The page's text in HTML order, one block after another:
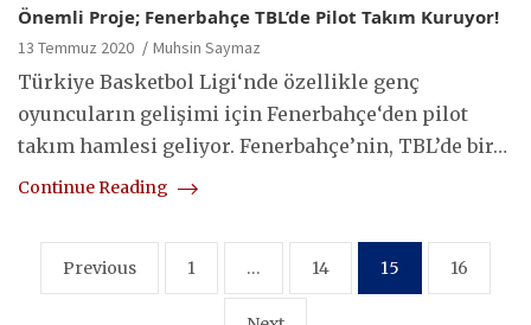
Önemli Proje; Fenerbahçe TBL’de Pilot Takım Kuruyor!
13 Temmuz 2020 Muhsin Saymaz
Türkiye Basketbol Ligi‘nde özellikle genç
oyuncuların gelişimi için Fenerbahçe‘den pilot
takım hamlesi geliyor. Fenerbahçe’nin, TBL’de bir…
Continue Reading
Yazı
sayfalaması
Previous 1 … 14 15 16